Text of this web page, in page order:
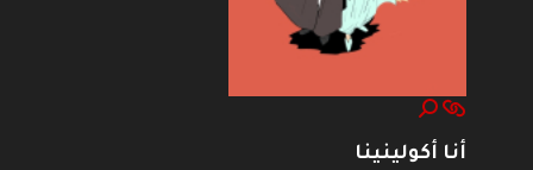
أنا أكولينينا